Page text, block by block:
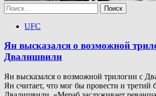
Найти:
UFC
Ян высказался о возможной
Двалишвили
Ян высказался о возможной трилогии с
Ян считает, что мог бы провести и третий